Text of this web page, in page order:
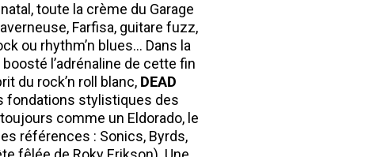
toute la crème du Garage
Farfisa, guitare fuzz,
ou rhythm’n blues… Dans la
l’adrénaline de cette fin
du rock’n roll blanc, DEAD
fondations stylistiques des
comme un Eldorado, le
références : Sonics, Byrds,